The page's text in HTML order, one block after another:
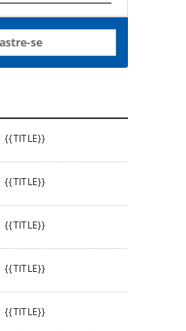
se
{{TITLE}}
{{TITLE}}
{{TITLE}}
{{TITLE}}
{{TITLE}}